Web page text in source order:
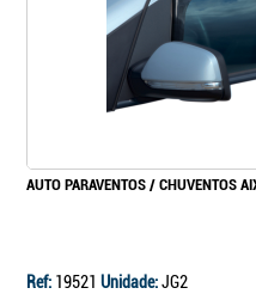
AUTO PARAVENTOS / CHUVENTOS
Ref: 19521 Unidade:JG2